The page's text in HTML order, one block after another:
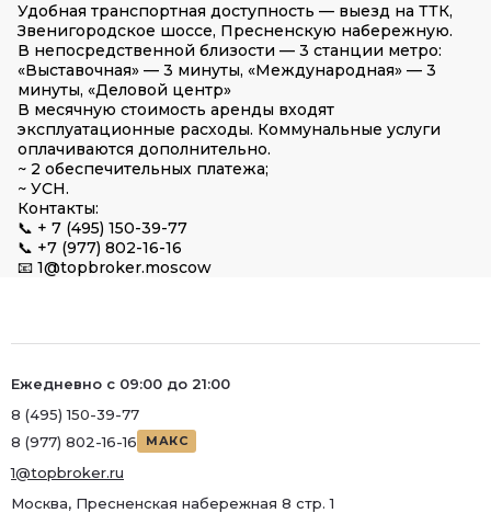
Удобная транспортная доступность — выезд на ТТК,
Звенигородское шоссе, Пресненскую набережную.
В непосредственной близости — 3 станции метро:
«Выставочная» — 3 минуты, «Международная» — 3
минуты, «Деловой центр»
В месячную стоимость аренды входят
эксплуатационные расходы. Коммунальные услуги
оплачиваются дополнительно.
~ 2 обеспечительных платежа;
~ УСН.
Контакты:
📞 + 7 (495) 150-39-77
📞 +7 (977) 802-16-16
📧 1@topbroker.moscow
Ежедневно с 09:00 до 21:00
8 (495) 150-39-77
8 (977) 802-16-16
МАКС
1@topbroker.ru
Москва, Пресненская набережная 8 стр. 1